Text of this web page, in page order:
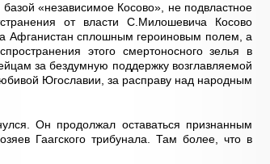
«независимое Косово», не подвластное
от власти С.Милошевича Косово
Афганистан сплошным героиновым полем, а
этого смертоносного зелья в
за бездумную поддержку возглавляемой
Югославии, за расправу над народным
Он продолжал оставаться признанным
Гаагского трибунала. Там более, что в